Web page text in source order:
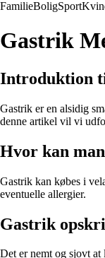
FamilieBoligSport
Gastrik
Introduktion
Gastrik er en alsidig
denne artikel vil vi
Hvor kan
Gastrik kan købes i
eventuelle allergier.
Gastrik
Det er nemt og sjovt at